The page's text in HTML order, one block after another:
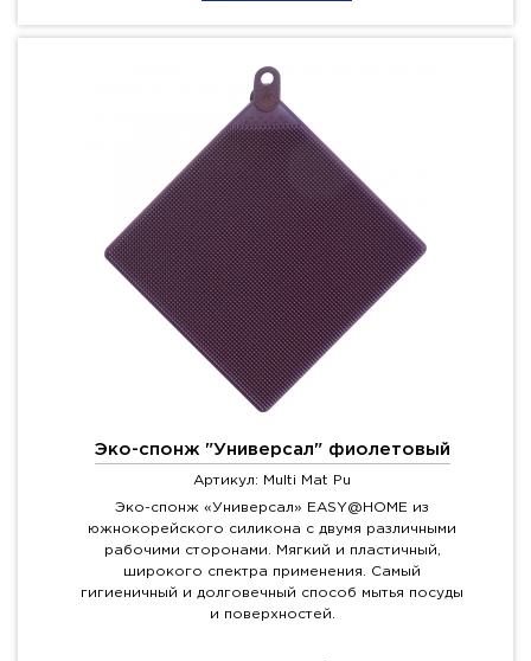
Эко-спонж "Универсал" фиолетовый
Артикул: Multi Mat Pu
Эко-спонж «Универсал» EASY@HOME из
южнокорейского силикона с двумя различными
рабочими сторонами. Мягкий и пластичный,
широкого спектра применения. Самый
гигиеничный и долговечный способ мытья посуды
и поверхностей.